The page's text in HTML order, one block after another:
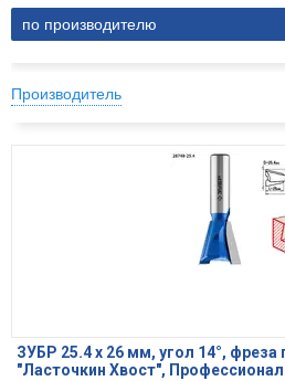
по производителю
Производитель
ЗУБР 25.4 x 26 мм, угол 14°, фреза
″Ласточкин Хвост″,